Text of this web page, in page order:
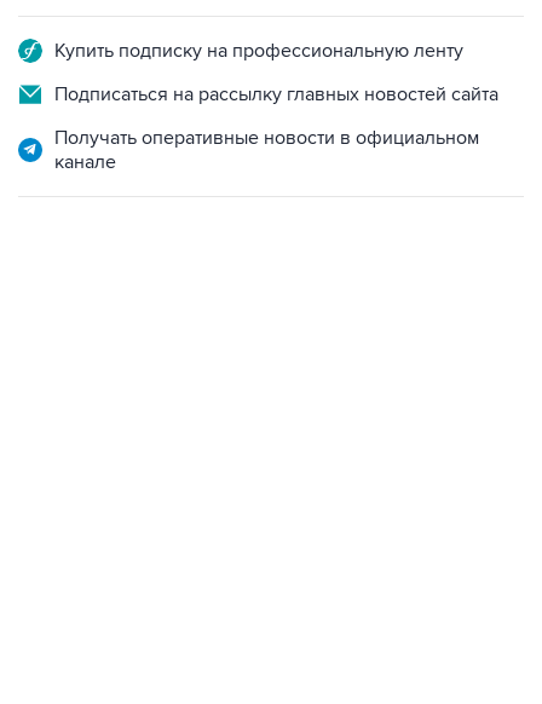
Купить подписку на профессиональную ленту
Подписаться на рассылку главных новостей сайта
Получать оперативные новости в официальном
канале